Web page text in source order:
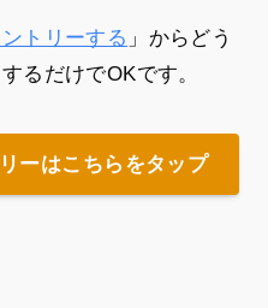
トリーする 」からどう
るだけでOKです。
ーはこちらをタップ